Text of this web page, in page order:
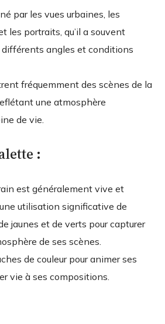
par les vues urbaines, les
les portraits, qu’il a souvent
différents angles et conditions
fréquemment des scènes de la
une atmosphère
de vie.
:
est généralement vive et
utilisation significative de
jaunes et de verts pour capturer
de ses scènes.
de couleur pour animer ses
vie à ses compositions.